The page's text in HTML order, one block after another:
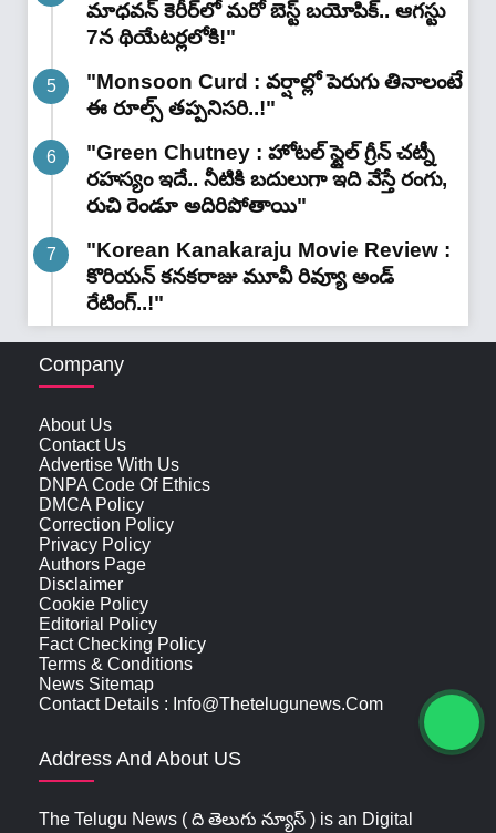
మాధవన్‌ కెరీర్‌లో మరో బెస్ట్ బయోపిక్.. ఆగస్టు
7న థియేటర్లలోకి!"
"Monsoon Curd : వర్షాల్లో పెరుగు తినాలంటే
ఈ రూల్స్ తప్పనిసరి..!"
"Green Chutney : హోటల్ స్టైల్ గ్రీన్ చట్నీ
రహస్యం ఇదే.. నీటికి బదులుగా ఇది వేస్తే రంగు,
రుచి రెండూ అదిరిపోతాయి"
"Korean Kanakaraju Movie Review :
కొరియన్ కనకరాజు మూవీ రివ్యూ అండ్
రేటింగ్‌..!"
Company
About Us
Contact Us
Advertise With Us
DNPA Code Of Ethics
DMCA Policy
Correction Policy
Privacy Policy
Authors Page
Disclaimer
Cookie Policy
Editorial Policy
Fact Checking Policy
Terms & Conditions
News Sitemap
Contact Details : Info@thetelugunews.com
Address And About US
The Telugu News ( ది తెలుగు న్యూస్‌ ) is an Digital